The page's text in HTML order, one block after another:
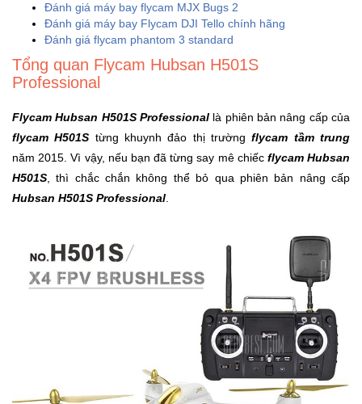
Chạy
Khuyến
bị
âm
Đánh giá máy bay flycam MJX Bugs 2
Đánh giá máy bay Flycam DJI Tello chính hãng
Đánh giá flycam phantom 3 standard
Tổng quan Flycam Hubsan H501S
Professional
Flycam Hubsan H501S Professional là phiên bản nâng cấp của
flycam H501S từng khuynh đảo thị trườngflycam tầm trung
năm 2015. Vì vậy, nếu bạn đã từng say mê chiếc flycam Hubsan
H501S , thì chắc chắn không thể bỏ qua phiên bản nâng cấp
Hubsan H501S Professional